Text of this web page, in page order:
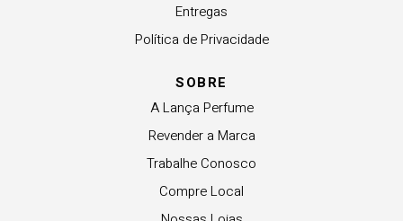
Entregas
Política de Privacidade
SOBRE
A Lança Perfume
Revender a Marca
Trabalhe Conosco
Compre Local